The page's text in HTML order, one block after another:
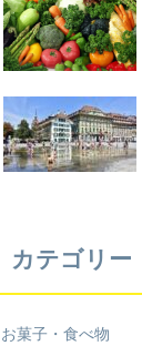
カテゴリー
お菓子・食べ物